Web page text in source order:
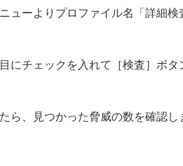
ューよりプロファイル名「詳細
にチェックを入れて［検査］ボ
ら、見つかった脅威の数を確認